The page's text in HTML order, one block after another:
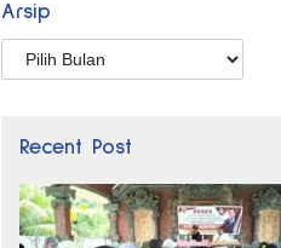
Arsip
Arsip
Recent Post